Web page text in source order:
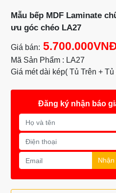
Mẫu bếp MDF Laminate
ưu góc chéo LA27
Giá bán:
Mã Sản Phẩm : LA27
Giá mét dài kép( Tủ Trên +
Đăng ký nhận báo